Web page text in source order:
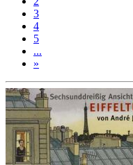
3
4
5
...
»